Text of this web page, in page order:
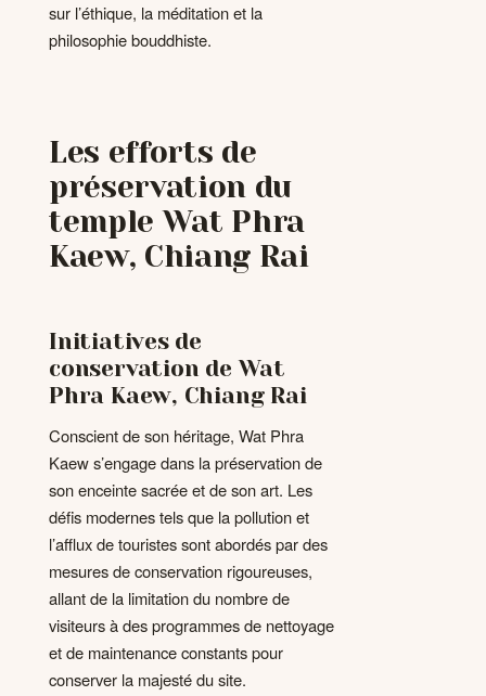
sur l’éthique, la méditation et la
philosophie bouddhiste.
Les efforts de
préservation du
temple Wat Phra
Kaew, Chiang Rai
Initiatives de
conservation de Wat
Phra Kaew, Chiang Rai
Conscient de son héritage, Wat Phra
Kaew s’engage dans la préservation de
son enceinte sacrée et de son art. Les
défis modernes tels que la pollution et
l’afflux de touristes sont abordés par des
mesures de conservation rigoureuses,
allant de la limitation du nombre de
visiteurs à des programmes de nettoyage
et de maintenance constants pour
conserver la majesté du site.